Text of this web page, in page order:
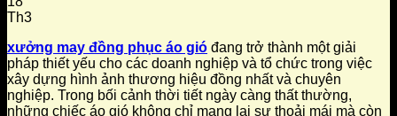
Th3
xưởng may đồng phục áo gió đang trở thành một giải
pháp thiết yếu cho các doanh nghiệp và tổ chức trong việc
xây dựng hình ảnh thương hiệu đồng nhất và chuyên
nghiệp. Trong bối cảnh thời tiết ngày càng thất thường,
những chiếc áo gió không chỉ mang lại sự thoải mái mà còn